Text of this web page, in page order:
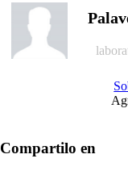
Compartilo en